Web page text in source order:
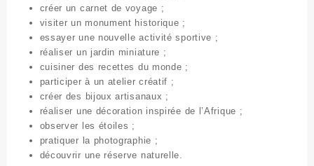
créer un carnet de voyage ;
visiter un monument historique ;
essayer une nouvelle activité sportive ;
réaliser un jardin miniature ;
cuisiner des recettes du monde ;
participer à un atelier créatif ;
créer des bijoux artisanaux ;
réaliser une décoration inspirée de l’Afrique ;
observer les étoiles ;
pratiquer la photographie ;
découvrir une réserve naturelle.